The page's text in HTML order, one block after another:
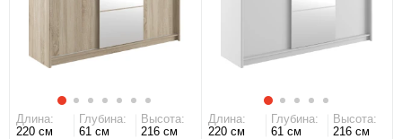
Длина:
220 см
Глубина:
61 см
Высота:
216 см
Длина:
220 см
Глубина:
61 см
Высота:
216 см